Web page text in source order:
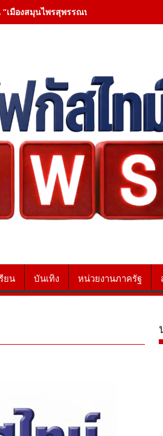
มืองสมุนไพรสุพรรณบุรี” ส่งเสริมสินค้าเกษ
ยน บันเทิง หน่วยงานภาครัฐ